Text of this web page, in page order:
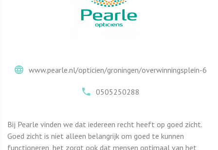
www.pearle.nl/opticien/groningen/overwinningsplein-6
0505250288
Bij Pearle vinden we dat iedereen recht heeft op goed zicht.
Goed zicht is niet alleen belangrijk om goed te kunnen
functioneren, het zorgt ook dat mensen optimaal van het